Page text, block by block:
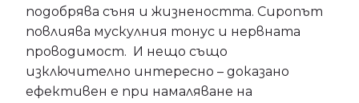
подобрява съня и жизнеността. Сиропът
повлиява мускулния тонус и нервната
проводимост. И нещо също
изключително интересно – доказано
ефективен е при намаляване на